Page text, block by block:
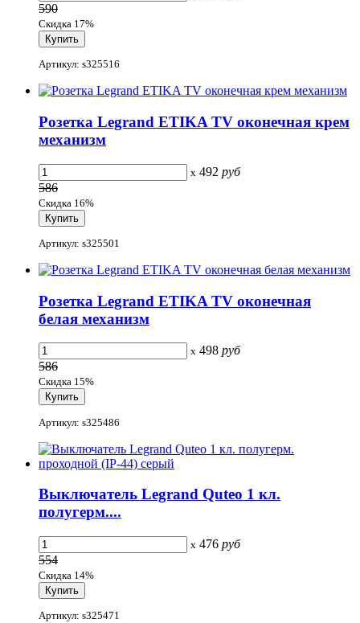
590
Скидка 17%
Артикул: s325516
Розетка Legrand ETIKA TV оконечная крем
механизм
x 492 руб
586
Скидка 16%
Артикул: s325501
Розетка Legrand ETIKA TV оконечная
белая механизм
x 498 руб
586
Скидка 15%
Артикул: s325486
Выключатель Legrand Quteo 1 кл.
полугерм....
x 476 руб
554
Скидка 14%
Артикул: s325471